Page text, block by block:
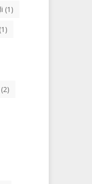
(1)
(1)
(2)